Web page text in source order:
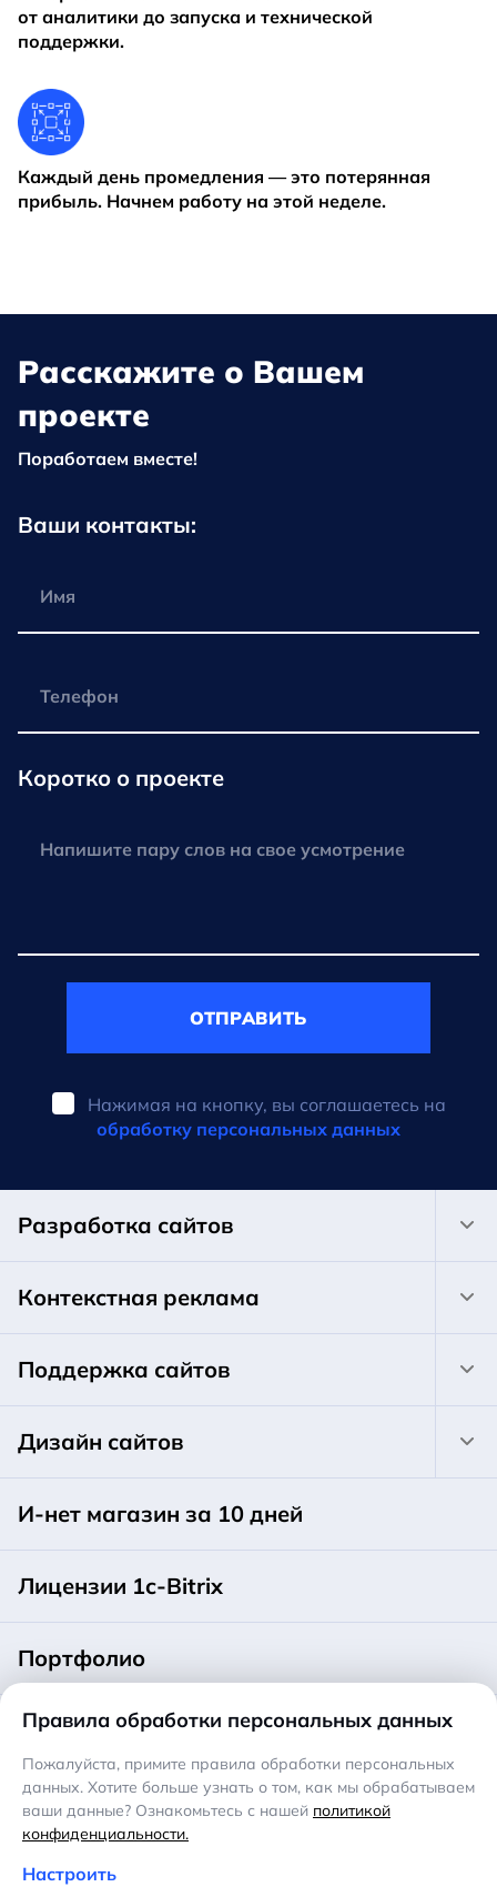
от аналитики до запуска и технической
поддержки.
Каждый день промедления — это потерянная
прибыль. Начнем работу на этой неделе.
Расскажите о Вашем
проекте
Поработаем вместе!
Ваши контакты:
Коротко о проекте
ОТПРАВИТЬ
Нажимая на кнопку, вы соглашаетесь на
обработку персональных данных
Оставить заявку
Оставить заявку
Оставить заявку
Разработка сайтов
Контекстная реклама
Поддержка сайтов
Дизайн сайтов
И-нет магазин за 10 дней
Лицензии 1c-Bitrix
Портфолио
Контакты
Офис в Москве
Правила обработки персональных данных
Пожалуйста, примите правила обработки персональных
данных. Хотите больше узнать о том, как мы обрабатываем
ваши данные? Ознакомьтесь с нашей политикой
конфиденциальности.
Настроить